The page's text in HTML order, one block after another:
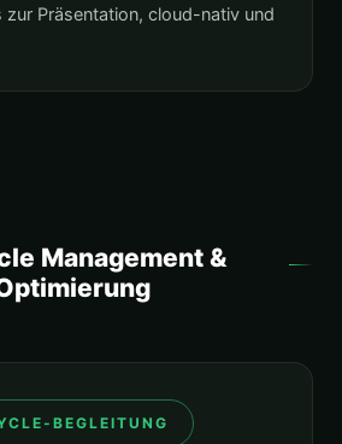
Präsentation, cloud-nativ und
Management &
BEGLEITUNG